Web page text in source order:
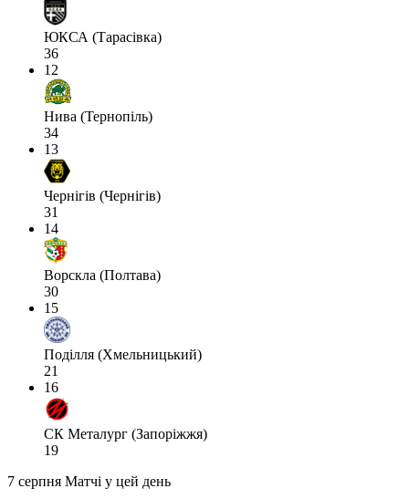
ЮКСА (Тарасівка)
36
12
Нива (Тернопіль)
34
13
Чернігів (Чернігів)
31
14
Ворскла (Полтава)
30
15
Поділля (Хмельницький)
21
16
СК Металург (Запоріжжя)
19
7 серпня Матчі у цей день